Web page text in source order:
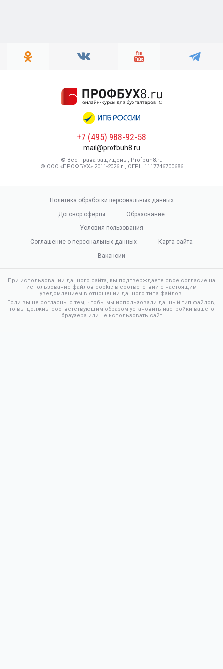
+7 (495) 988-92-58
mail@profbuh8.ru
© Все права защищены, Profbuh8.ru
© ООО «ПРОФБУХ» 2011-2026 г., ОГРН 1117746700686
Политика обработки персональных данных
Договор оферты
Образование
Условия пользования
Соглашение о персональных данных
Карта сайта
Вакансии
При использовании данного сайта, вы подтверждаете свое согласие на
использование файлов cookie в соответствии с настоящим
уведомлением в отношении данного типа файлов.
Если вы не согласны с тем, чтобы мы использовали данный тип файлов,
то вы должны соответствующим образом установить настройки вашего
браузера или не использовать сайт